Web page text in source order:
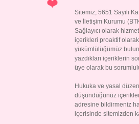
Sitemiz, 5651 Sayılı
ve İletişim Kurumu
Sağlayıcı olarak
içerikleri proaktif
yükümlülüğümüz
yazdıkları içeriklerin
üye olarak bu
Hukuka ve yasal
düşündüğünüz
adresine bildirmeniz
içerisinde sitemizden